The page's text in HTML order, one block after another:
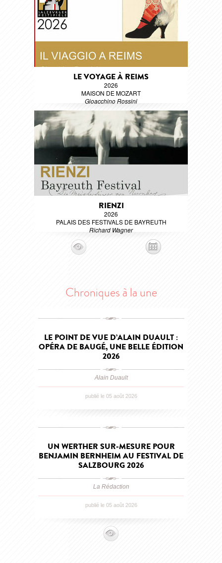
LE VOYAGE À REIMS
2026
MAISON DE MOZART
Gioacchino Rossini
RIENZI
2026
PALAIS DES FESTIVALS DE BAYREUTH
Richard Wagner
Chroniques à la une
LE POINT DE VUE D’ALAIN DUAULT :
OPÉRA DE BAUGÉ, UNE BELLE ÉDITION
2026
Alain Duault
publié le 05 août 2026
UN WERTHER SUR-MESURE POUR
BENJAMIN BERNHEIM AU FESTIVAL DE
SALZBOURG 2026
La Rédaction
publié le 05 août 2026